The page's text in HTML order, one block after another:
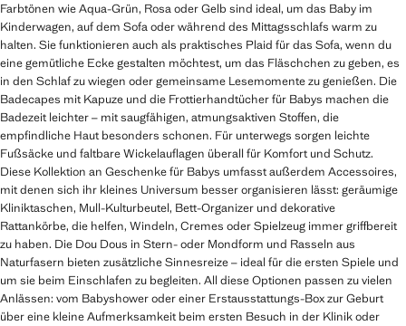
Farbtönen wie Aqua-Grün, Rosa oder Gelb sind ideal, um das Baby im
Kinderwagen, auf dem Sofa oder während des Mittagsschlafs warm zu
halten. Sie funktionieren auch als praktisches Plaid für das Sofa, wenn du
eine gemütliche Ecke gestalten möchtest, um das Fläschchen zu geben, es
in den Schlaf zu wiegen oder gemeinsame Lesemomente zu genießen. Die
Badecapes mit Kapuze und die Frottierhandtücher für Babys machen die
Badezeit leichter – mit saugfähigen, atmungsaktiven Stoffen, die
empfindliche Haut besonders schonen. Für unterwegs sorgen leichte
Fußsäcke und faltbare Wickelauflagen überall für Komfort und Schutz.
Diese Kollektion an Geschenke für Babys umfasst außerdem Accessoires,
mit denen sich ihr kleines Universum besser organisieren lässt: geräumige
Kliniktaschen, Mull-Kulturbeutel, Bett-Organizer und dekorative
Rattankörbe, die helfen, Windeln, Cremes oder Spielzeug immer griffbereit
zu haben. Die Dou Dous in Stern- oder Mondform und Rasseln aus
Naturfasern bieten zusätzliche Sinnesreize – ideal für die ersten Spiele und
um sie beim Einschlafen zu begleiten. All diese Optionen passen zu vielen
Anlässen: vom Babyshower oder einer Erstausstattungs-Box zur Geburt
über eine kleine Aufmerksamkeit beim ersten Besuch in der Klinik oder